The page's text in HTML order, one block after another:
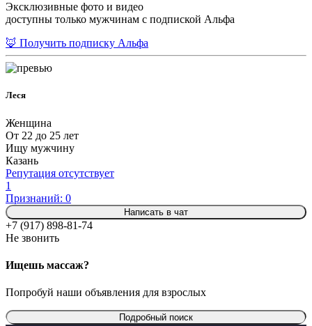
Эксклюзивные фото и видео
доступны только мужчинам с подпиской Альфа
🦊 Получить подписку Альфа
Леся
Женщина
От 22 до 25 лет
Ищу мужчину
Казань
Репутация отсутствует
1
Признаний: 0
Написать в чат
+7 (917) 898-81-74
Не звонить
Ищешь массаж?
Попробуй наши объявления для взрослых
Подробный поиск